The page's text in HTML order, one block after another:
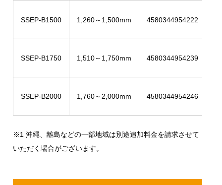
SSEP-B1500 1,260～1,500mm 4580344954222
SSEP-B1750 1,510～1,750mm 4580344954239
SSEP-B2000 1,760～2,000mm 4580344954246
※1 沖縄、離島などの一部地域は別途追加料金を請求させて
いただく場合がございます。